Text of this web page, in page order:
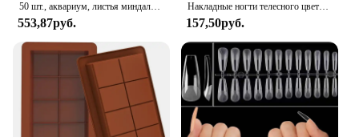
50 шт., аквариум, листья миндаля, листья катапупы, аквариум, аквариум, очистка рыб, индийское миндальное дерево, захват, лист, баланс воды, кислота PH
553,87руб.
Накладные ногти телесного цвета с желеобразным клеем, 24 шт.
157,50руб.